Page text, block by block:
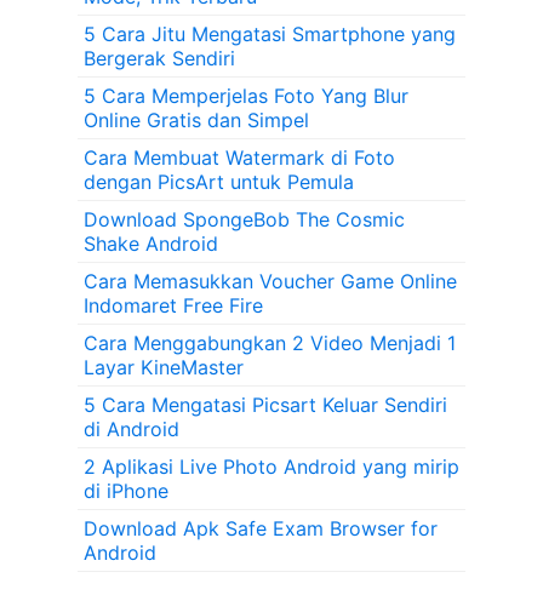
5 Cara Jitu Mengatasi Smartphone yang
Bergerak Sendiri
5 Cara Memperjelas Foto Yang Blur
Online Gratis dan Simpel
Cara Membuat Watermark di Foto
dengan PicsArt untuk Pemula
Download SpongeBob The Cosmic
Shake Android
Cara Memasukkan Voucher Game Online
Indomaret Free Fire
Cara Menggabungkan 2 Video Menjadi 1
Layar KineMaster
5 Cara Mengatasi Picsart Keluar Sendiri
di Android
2 Aplikasi Live Photo Android yang mirip
di iPhone
Download Apk Safe Exam Browser for
Android